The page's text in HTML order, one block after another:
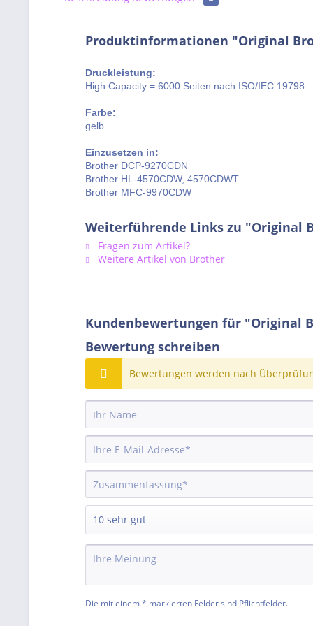
Produktinformationen "Original
Druckleistung:
High Capacity = 6000 Seiten nach ISO/IEC 19798
Farbe:
gelb
Einzusetzen in:
Brother DCP-9270CDN
Brother HL-4570CDW, 4570CDWT
Brother MFC-9970CDW
Weiterführende Links zu "Original
Fragen zum Artikel?
Weitere Artikel von Brother
Kundenbewertungen für "Original
Bewertung schreiben
Bewertungen werden nach
Die mit einem * markierten Felder sind Pflichtfelder.